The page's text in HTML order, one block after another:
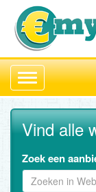
Toggle
navigation
Vind alle
Zoek een